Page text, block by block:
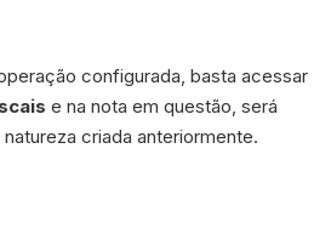
configurada, basta acessar
e na nota em questão, será
criada anteriormente.